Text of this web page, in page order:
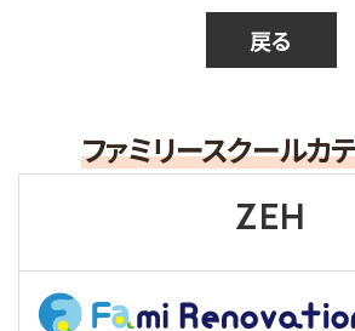
戻る
ファミリースクールカ
ZEH